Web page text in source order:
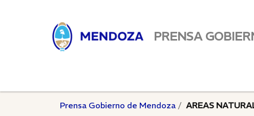
PRENSA
Prensa Gobierno de Mendoza AREAS